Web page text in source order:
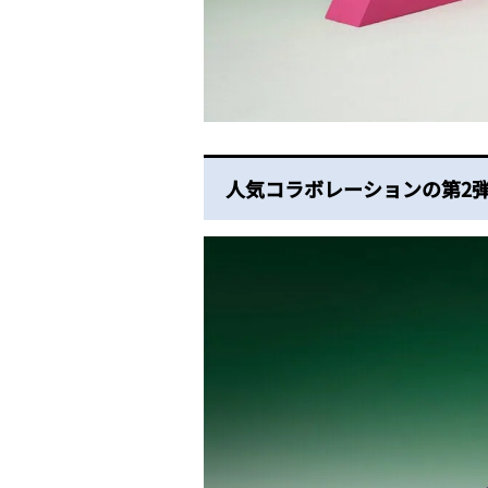
人気コラボレーションの第2